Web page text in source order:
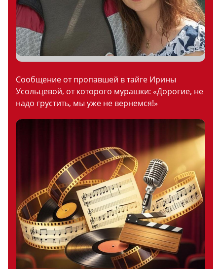
Сообщение от пропавшей в тайге Ирины
Усольцевой, от которого мурашки: «Дорогие, не
надо грустить, мы уже не вернемся!»